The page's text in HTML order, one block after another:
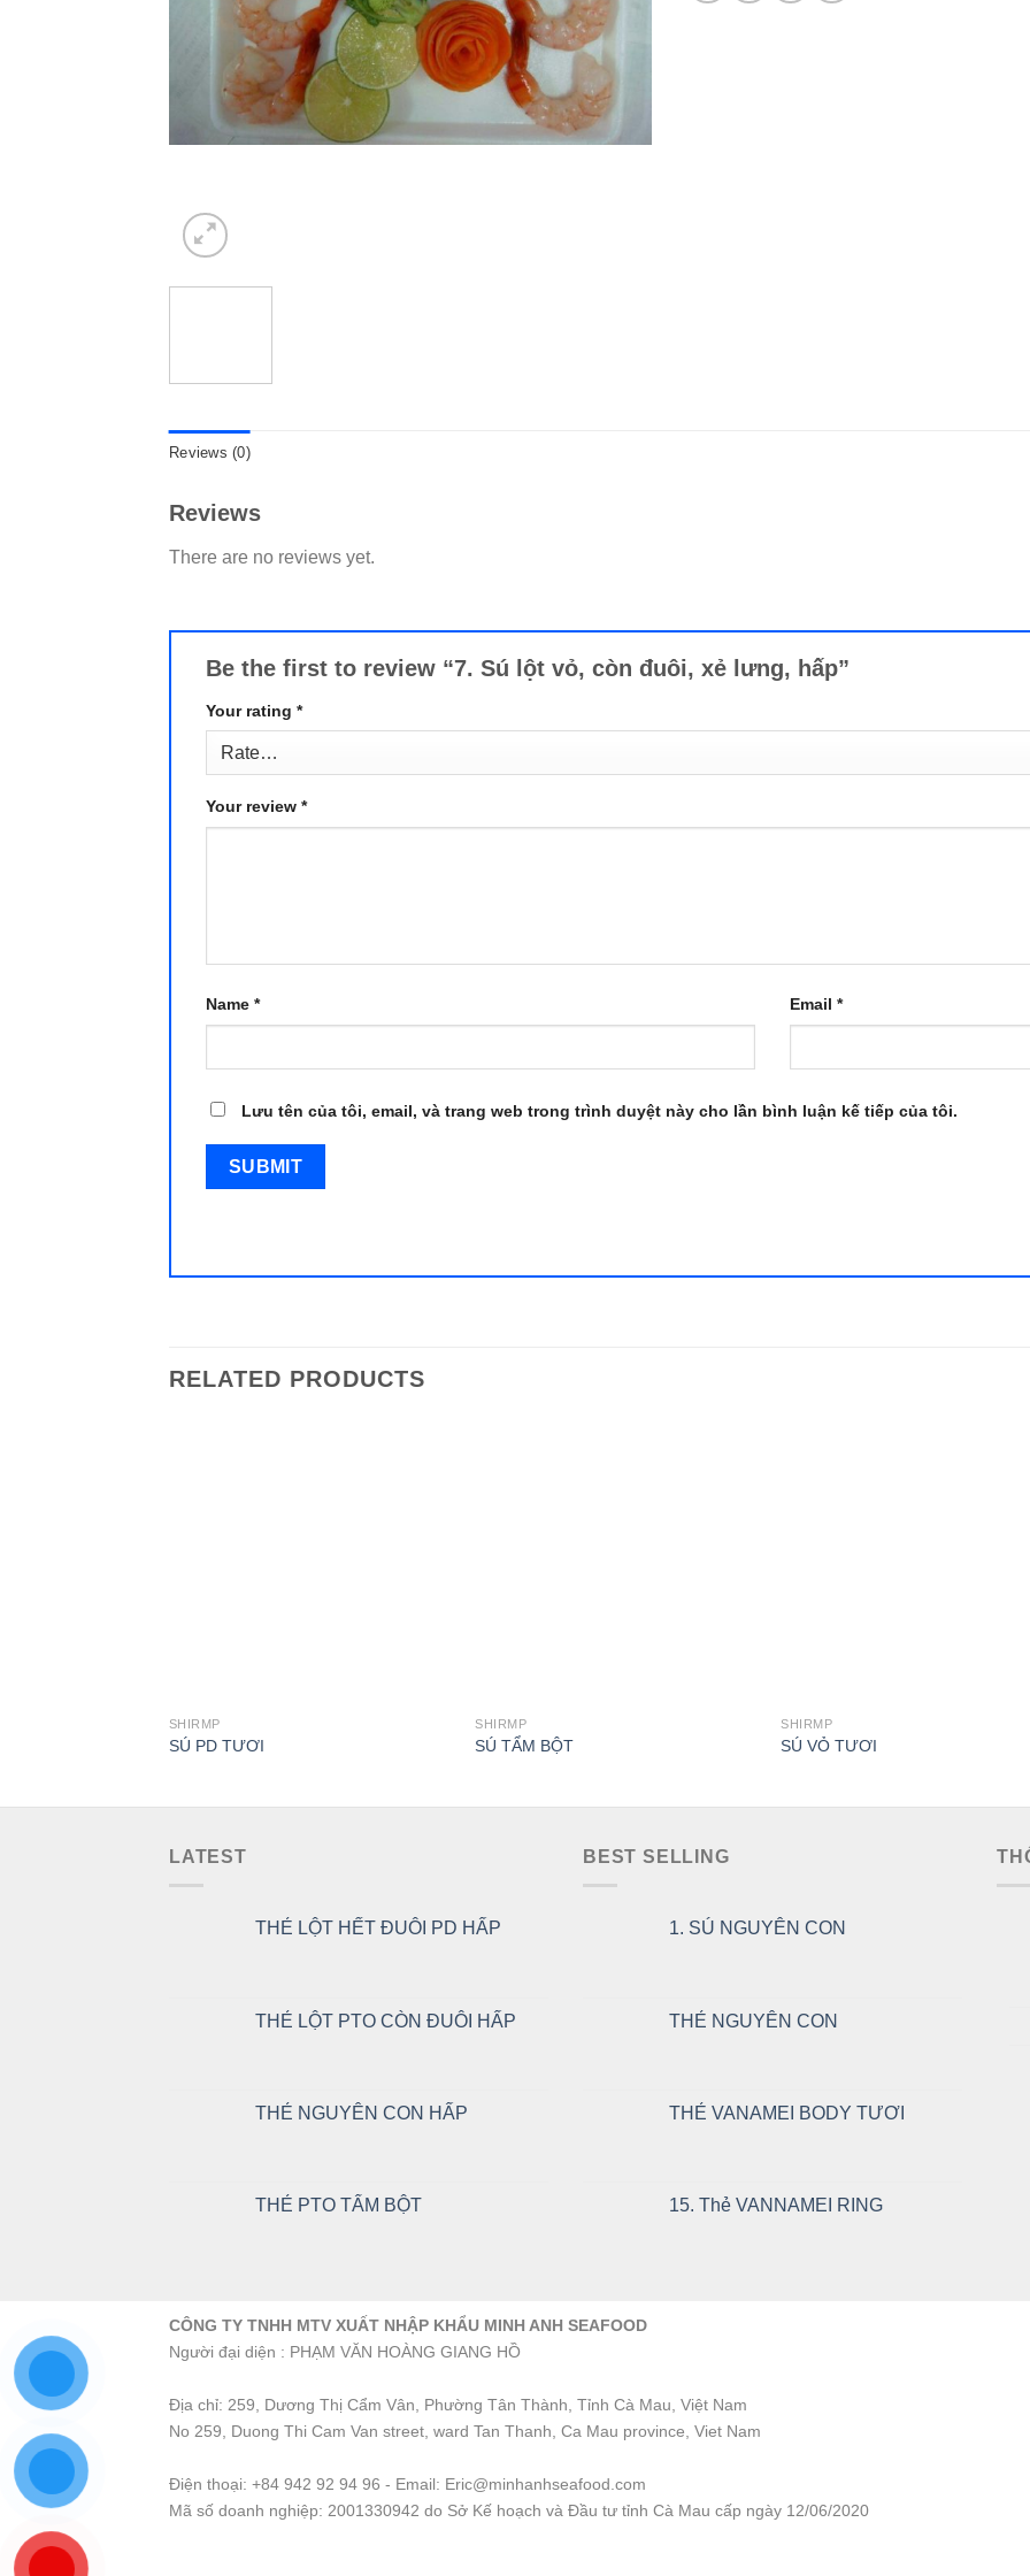
Reviews (0)
Reviews
There are no reviews yet.
Be the first to review “7. Sú lột vỏ, còn đuôi, xẻ lưng, hấp”
Your rating *
Your review *
Name * Email *
Lưu tên của tôi, email, và trang web trong trình duyệt này cho lần bình luận kế tiếp của tôi.
RELATED PRODUCTS
SHIRMP
SÚ PD TƯƠI
SHIRMP
SÚ TẨM BỘT
SHIRMP
SÚ VỎ TƯƠI
LATEST
THẺ LỘT HẾT ĐUÔI PD HẤP
THẺ LỘT PTO CÒN ĐUÔI HẤP
THẺ NGUYÊN CON HẤP
THẺ PTO TẨM BỘT
BEST SELLING
1. SÚ NGUYÊN CON
THẺ NGUYÊN CON
THẺ VANAMEI BODY TƯƠI
15. Thẻ VANNAMEI RING
CÔNG TY TNHH MTV XUẤT NHẬP KHẨU MINH ANH SEAFOOD
Người đại diện : PHẠM VĂN HOÀNG GIANG HỒ
Địa chỉ: 259, Dương Thị Cẩm Vân, Phường Tân Thành, Tỉnh Cà Mau, Việt Nam
No 259, Duong Thi Cam Van street, ward Tan Thanh, Ca Mau province, Viet Nam
Điện thoại: +84 942 92 94 96 - Email: Eric@minhanhseafood.com
Mã số doanh nghiệp: 2001330942 do Sở Kế hoạch và Đầu tư tỉnh Cà Mau cấp ngày 12/06/2020